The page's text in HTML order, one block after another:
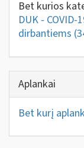
Bet kurios
DUK -
dirbantiems
Aplankai
Bet kurį